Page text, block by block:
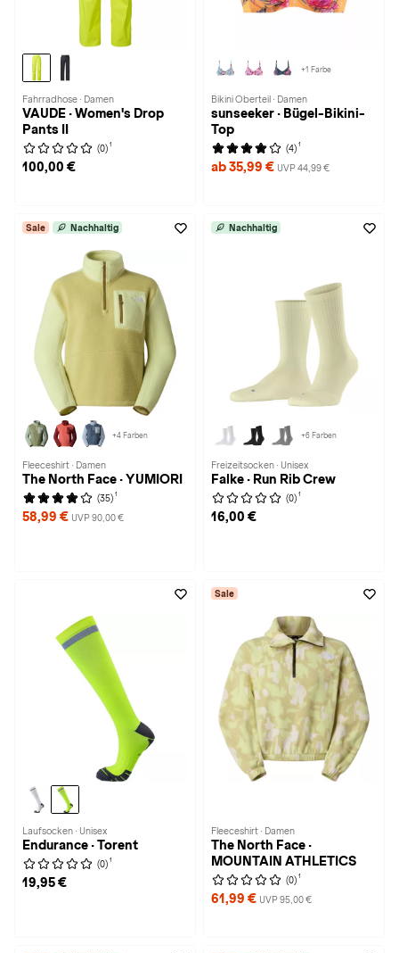
Fahrradhose · Damen
VAUDE · Women's Drop
Pants II
(0) 1
100,00 €
+1 Farbe
Bikini Oberteil · Damen
sunseeker · Bügel-Bikini-
Top
(4) 1
ab 35,99 € UVP 44,99 €
Sale Nachhaltig
+4 Farben
Fleeceshirt · Damen
The North Face · YUMIORI
(35) 1
58,99 € UVP 90,00 €
Nachhaltig
+6 Farben
Freizeitsocken · Unisex
Falke · Run Rib Crew
(0) 1
16,00 €
Laufsocken · Unisex
Endurance · Torent
(0) 1
19,95 €
Sale
Fleeceshirt · Damen
The North Face ·
MOUNTAIN ATHLETICS
(0) 1
61,99 € UVP 95,00 €